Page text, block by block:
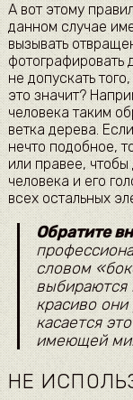
А вот этому
данном случае
вызывать
фотографировать
не допускать
это значит?
человека таким
ветка дерева.
нечто подобное,
или правее,
человека и его
всех остальных
Обратите
словом
выбираются
красиво
касается
имеющей
НЕ